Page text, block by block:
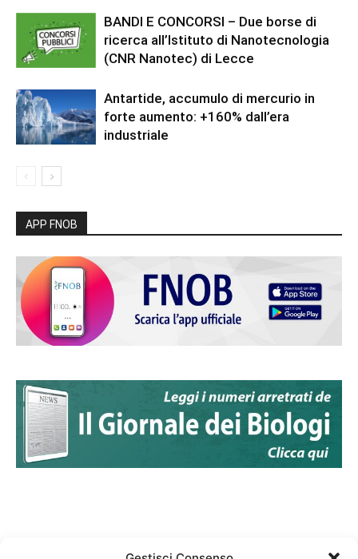
BANDI E CONCORSI – Due borse di
ricerca all’Istituto di Nanotecnologia
(CNR Nanotec) di Lecce
Antartide, accumulo di mercurio in
forte aumento: +160% dall’era
industriale
APP FNOB